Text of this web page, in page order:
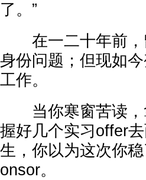
了。”
在一二十年前，
身份问题；但现如
工作。
当你寒窗苦读，
握好几个实习offer
生，你以为这次你
onsor。